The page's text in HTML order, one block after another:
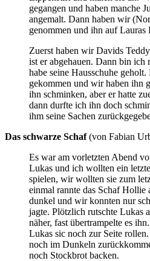
gegangen und haben manche
angemalt. Dann haben wir
genommen und ihn auf Lauras
Zuerst haben wir Davids
ist er abgehauen. Dann bin ich
habe seine Hausschuhe
gekommen und wir haben ihn
ihn schminken, aber er hatte
dann durfte ich ihn doch
ihm seine Sachen
Das schwarze Schaf(von Fabian
Es war am vorletzten Abend
Lukas und ich wollten ein
spielen, wir wollten sie zum
einmal rannte das Schaf Hollie
dunkel und wir konnten nur
jagte. Plötzlich rutschte Lukas
näher, fast übertrampelte es
Lukas sic noch zur Seite
noch im Dunkeln
noch Stockbrot backen.